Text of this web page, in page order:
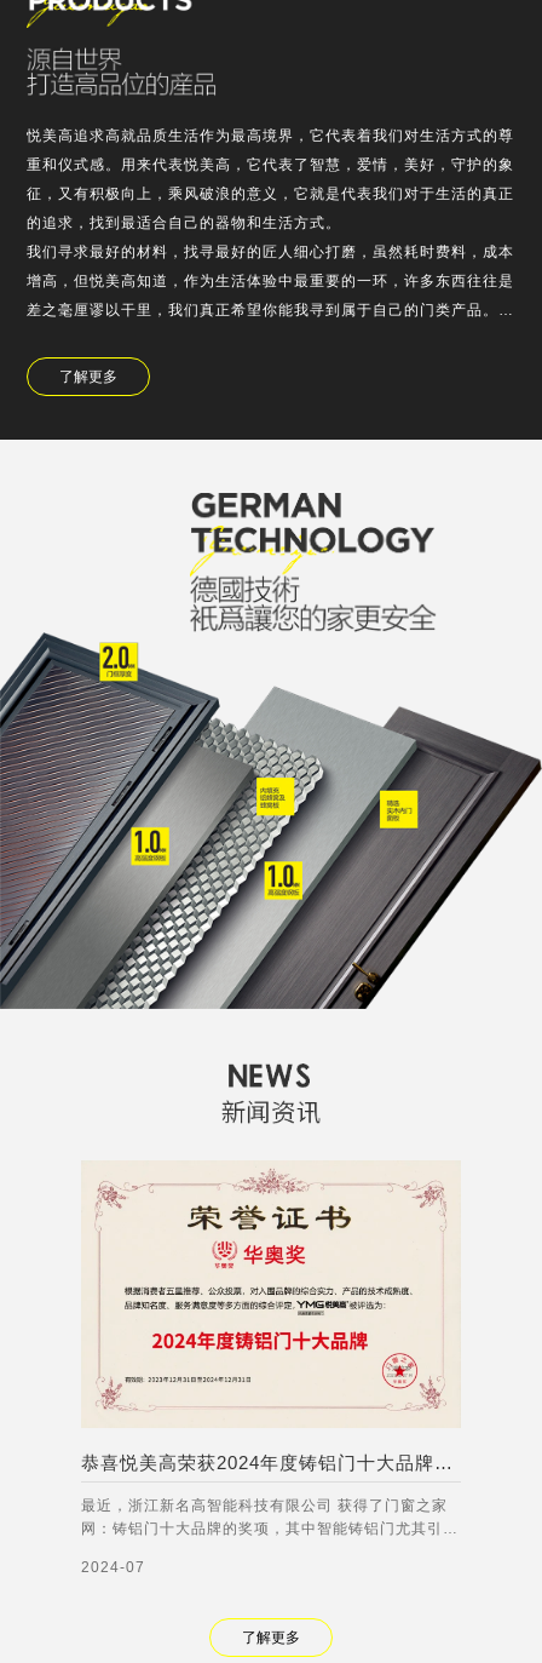
悦美高追求高就品质生活作为最高境界，它代表着我们对生活方式的尊
重和仪式感。用来代表悦美高，它代表了智慧，爱情，美好，守护的象
征，又有积极向上，乘风破浪的意义，它就是代表我们对于生活的真正
的追求，找到最适合自己的器物和生活方式。
我们寻求最好的材料，找寻最好的匠人细心打磨，虽然耗时费料，成本
增高，但悦美高知道，作为生活体验中最重要的一环，许多东西往往是
差之毫厘谬以干里，我们真正希望你能我寻到属于自己的门类产品。
弃外观，它是精老…
了解更多
恭喜悦美高荣获2024年度铸铝门十大品牌称号！
最近，浙江新名高智能科技有限公司 获得了门窗之家
网：铸铝门十大品牌的奖项，其中智能铸铝门尤其引人
现人脸识别、语音交互、远程控制等功能。无论是在家
禁管理的安全性和便利性，满足不同客户的需
2024-07
了解更多